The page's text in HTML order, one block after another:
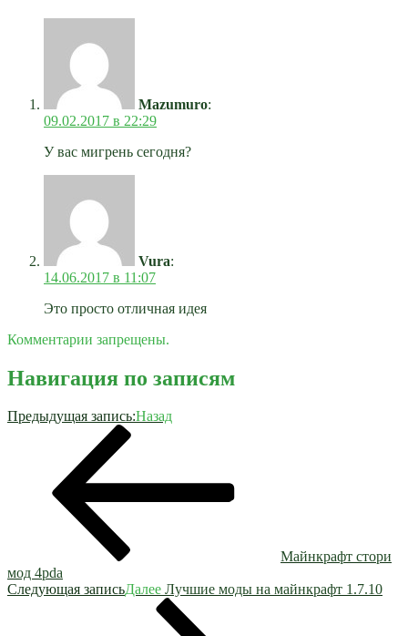
Mazumuro:
09.02.2017 в 22:29
У вас мигрень сегодня?
Vura:
14.06.2017 в 11:07
Это просто отличная идея
Комментарии запрещены.
Навигация по записям
Предыдущая запись:Назад
Майнкрафт стори
мод 4pda
Следующая записьДалее Лучшие моды на майнкрафт 1.7.10